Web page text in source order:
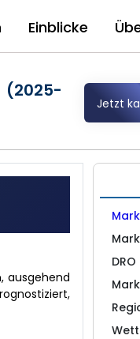
Einblicke
Jetzt
ausgehend
DRO